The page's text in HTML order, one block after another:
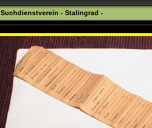
Suchdienstverein - Stalingrad -